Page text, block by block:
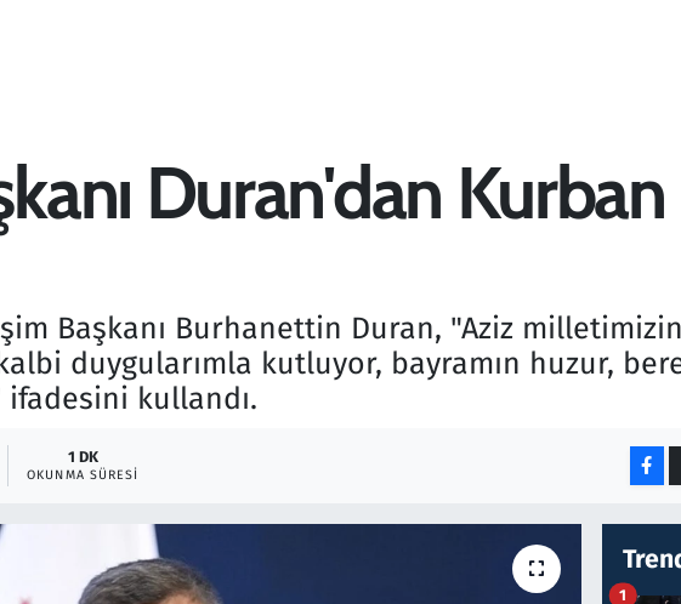
Duran'dan Kurban
Başkanı Burhanettin Duran, "Aziz
duygularımla kutluyor, bayramın huzur,
kullandı.
1 DK
OKUNMA SÜRESI
1